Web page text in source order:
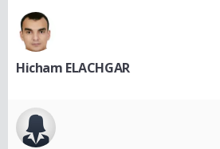
Hicham ELACHGAR